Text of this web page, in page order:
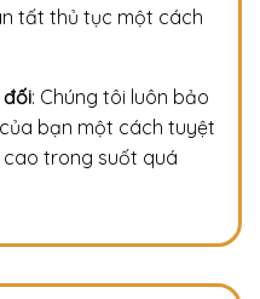
tất thủ tục một cách
: Chúng tôi luôn bảo
bạn một cách tuyệt
trong suốt quá